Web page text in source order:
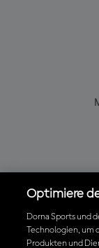
Optimiere
Dorna Sports und
Technologien, um
Produkten und